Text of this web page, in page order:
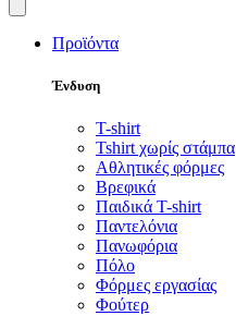
Προϊόντα
Ένδυση
T-shirt
Tshirt χωρίς στάμπα
Αθλητικές φόρμες
Βρεφικά
Παιδικά T-shirt
Παντελόνια
Πανωφόρια
Πόλο
Φόρμες εργασίας
Φούτερ